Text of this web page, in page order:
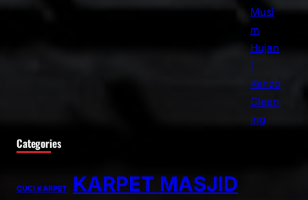
Categories
CUCI KARPET KARPET MASJID